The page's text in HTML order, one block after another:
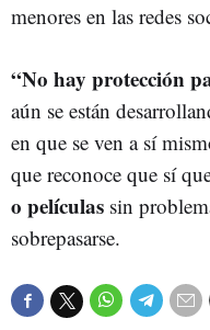
menores en las redes
“No hay protección
aún se están
en que se ven a sí
que reconoce que sí
o películas sin
sobrepasarse.